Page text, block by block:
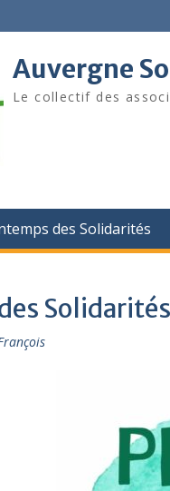
Auvergne
Le collectif des
des Solidarités